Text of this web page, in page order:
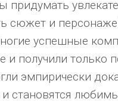
придумать
сюжет и
успешные
и получили только
эмпирически
становятся